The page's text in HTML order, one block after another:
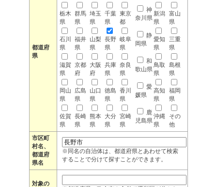
都道府
県
栃木
県
群馬
県
埼玉
県
千葉
県
東京
都
神
奈川県
新潟
県
富山
県
石川
県
福井
県
山梨
県
長野
県
岐阜
県
静
岡県
愛知
県
三重
県
滋賀
県
京都
府
大阪
府
兵庫
県
奈良
県
和
歌山県
鳥取
県
島根
県
岡山
県
広島
県
山口
県
徳島
県
香川
県
愛
媛県
高知
県
福岡
県
佐賀
県
長崎
県
熊本
県
大分
県
宮崎
県
鹿
児島県
沖縄
県
その
他
市区町
村名、
都道府
県名
※同名の自治体は、都道府県とあわせて検索
することで分けて探すことができます。
対象の